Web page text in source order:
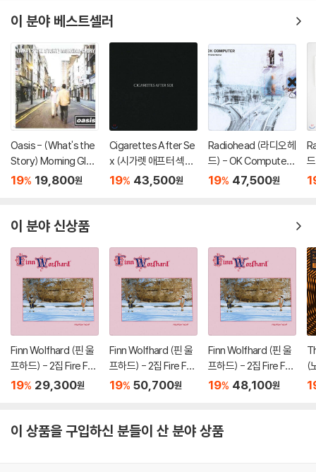
이 분야 베스트셀러
Oasis - (What's the
Story) Morning Glor
y?
19% 19,800원
Cigarettes After Se
x (시가렛 애프터 섹스)
- 1집 Cigarettes Aft
19% 43,500원
Radiohead (라디오헤
드) - OK Computer
[2LP]
19% 47,500원
이 분야 신상품
Finn Wolfhard (핀 울
프하드) - 2집 Fire Fro
m The Hip
19% 29,300원
Finn Wolfhard (핀 울
프하드) - 2집 Fire Fro
m The Hip [컬러 LP]
19% 50,700원
Finn Wolfhard (핀 울
프하드) - 2집 Fire Fro
m The Hip [LP]
19% 48,100원
(
이 상품을 구입하신 분들이 산 분야 상품